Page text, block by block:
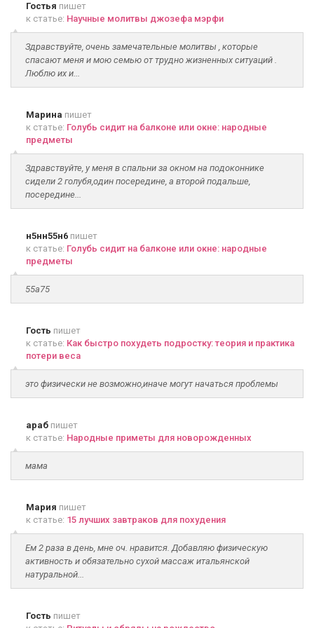
Гостья пишет
к статье: Научные молитвы джозефа мэрфи
Здравствуйте, очень замечательные молитвы , которые
спасают меня и мою семью от трудно жизненных ситуаций .
Люблю их и...
Марина пишет
к статье: Голубь сидит на балконе или окне: народные
предметы
Здравствуйте, у меня в спальни за окном на подоконнике
сидели 2 голубя,один посередине, а второй подальше,
посередине...
н5нн55н6 пишет
к статье: Голубь сидит на балконе или окне: народные
предметы
55а75
Гость пишет
к статье: Как быстро похудеть подростку: теория и практика
потери веса
это физически не возможно,иначе могут начаться проблемы
араб пишет
к статье: Народные приметы для новорожденных
мама
Мария пишет
к статье: 15 лучших завтраков для похудения
Ем 2 раза в день, мне оч. нравится. Добавляю физическую
активность и обязательно сухой массаж итальянской
натуральной...
Гость пишет